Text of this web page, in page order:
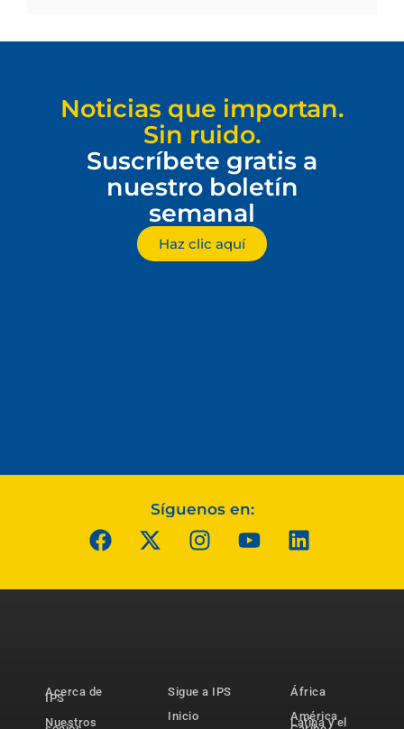
Noticias que importan.
Sin ruido.
Suscríbete gratis a
nuestro boletín
semanal
Haz clic aquí
Síguenos en:
Acerca de
IPS
Nuestros
Sigue a IPS
Inicio
África
América
Latina y el